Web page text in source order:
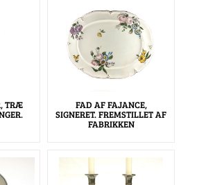
TRÆ FAD AF FAJANCE,
SIGNERET. FREMSTILLET AF
FABRIKKEN